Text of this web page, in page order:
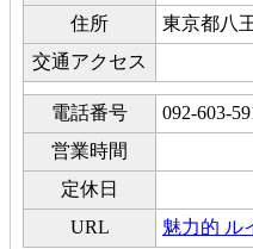
住所
東京都八
交通アクセス
電話番号
092-603-
営業時間
定休日
URL
魅力的 ル